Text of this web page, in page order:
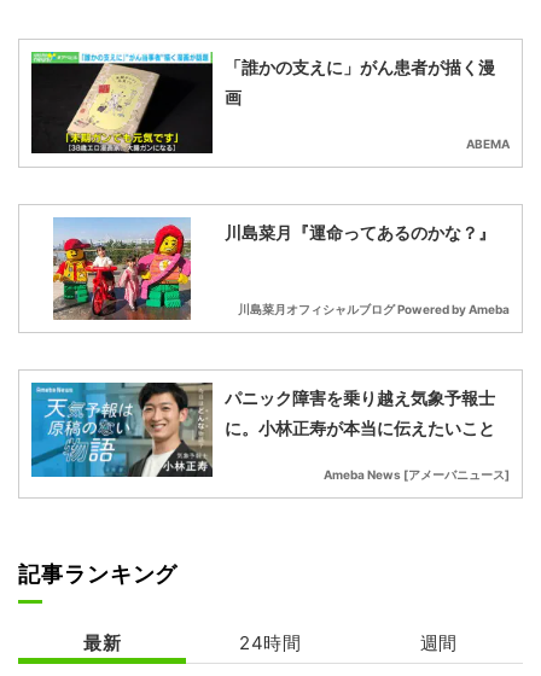
「誰かの支えに」がん患者が描く漫
画
ABEMA
川島菜月『運命ってあるのかな？』
川島菜月オフィシャルブログ Powered by Ameba
パニック障害を乗り越え気象予報士
に。小林正寿が本当に伝えたいこと
Ameba News [アメーバニュース]
記事ランキング
最新 24時間 週間